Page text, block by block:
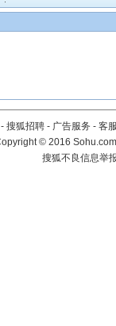
- 搜狐招聘 - 广告服务 - 客
©2016
搜狐不良信息举